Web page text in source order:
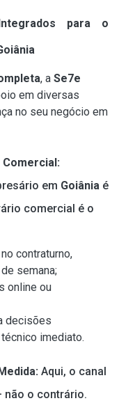
para o
, a Se7e
em diversas
no seu negócio em
em Goiânia é
comercial é o
contraturno,
semana;
online ou
decisões
imediato.
Aqui, o canal
não o contrário.